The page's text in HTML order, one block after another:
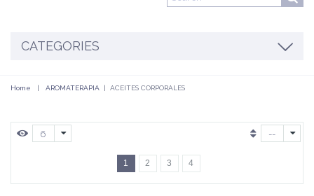
CATEGORIES
Home | AROMATERAPIA | ACEITES CORPORALES
6 --
1 2 3 4